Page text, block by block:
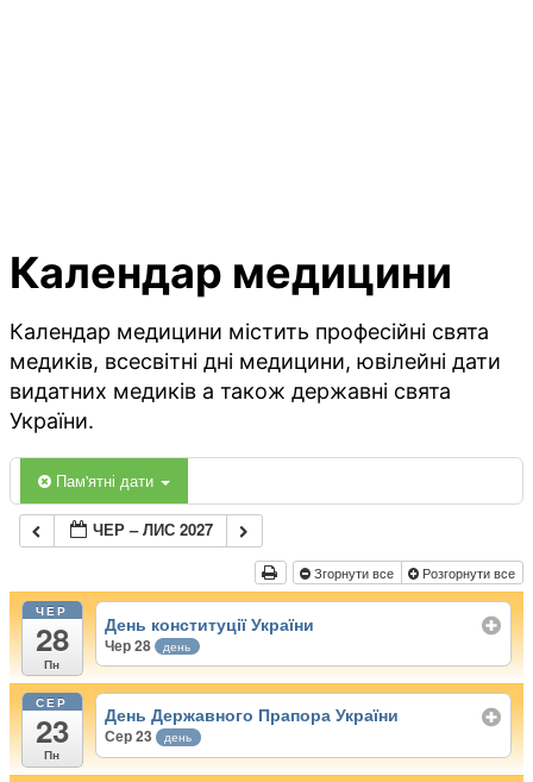
Календар медицини
Календар медицини містить професійні свята
медиків, всесвітні дні медицини, ювілейні дати
видатних медиків а також державні свята
України.
Пам'ятні дати
ЧЕР – ЛИС 2027
Згорнути все Розгорнути все
ЧЕР
28
Пн
День конституції України
Чер 28 день
СЕР
23
Пн
День Державного Прапора України
Сер 23 день